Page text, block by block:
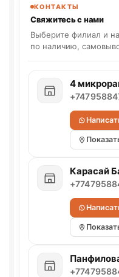
КОНТАКТЫ
Свяжитесь с нами
Выберите филиал и
по наличию,
4
Карасай